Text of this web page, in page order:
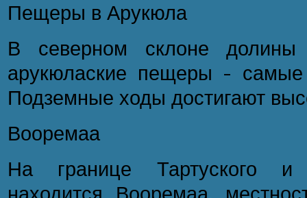
Пещеры в Арукюла
В северном склоне долины
арукюлаские пещеры -
Подземные ходы достигают
Вооремаа
На границе Тартуского и